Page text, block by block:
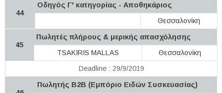
44
Οδηγός Γ' κατηγορίας - Αποθηκάριος
Θεσσαλονίκη
45
Πωλητές πλήρους & μερικής απασχόλησης
TSAKIRIS MALLAS
Θεσσαλονίκη
Deadline : 29/9/2019
Πωλητής Β2Β (Εμπόριο Ειδών Συσκευασίας)